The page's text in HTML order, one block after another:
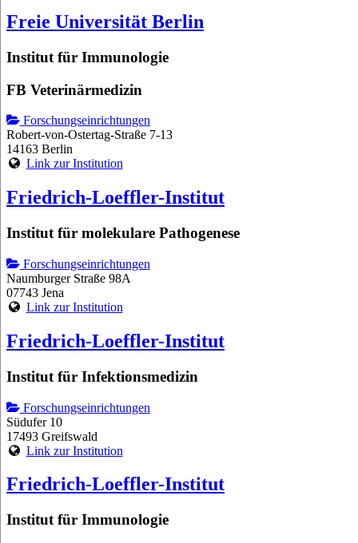
Freie Universität Berlin
Institut für Immunologie
FB Veterinärmedizin
Forschungseinrichtungen
Robert-von-Ostertag-Straße 7-13
14163 Berlin
Link zur Institution
Friedrich-Loeffler-Institut
Institut für molekulare Pathogenese
Forschungseinrichtungen
Naumburger Straße 98A
07743 Jena
Link zur Institution
Friedrich-Loeffler-Institut
Institut für Infektionsmedizin
Forschungseinrichtungen
Südufer 10
17493 Greifswald
Link zur Institution
Friedrich-Loeffler-Institut
Institut für Immunologie